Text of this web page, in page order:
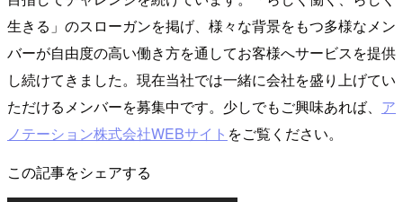
生きる」のスローガンを掲げ、様々な背景をもつ多様なメン
バーが自由度の高い働き方を通してお客様へサービスを提供
し続けてきました。現在当社では一緒に会社を盛り上げてい
ただけるメンバーを募集中です。少しでもご興味あれば、 ア
ノテーション株式会社WEBサイト をご覧ください。
この記事をシェアする